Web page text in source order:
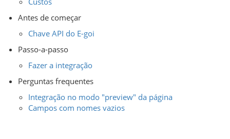
Antes de começar
Chave API do E-goi
Passo-a-passo
Fazer a integração
Perguntas frequentes
Integração no modo "preview" da página
Campos com nomes vazios